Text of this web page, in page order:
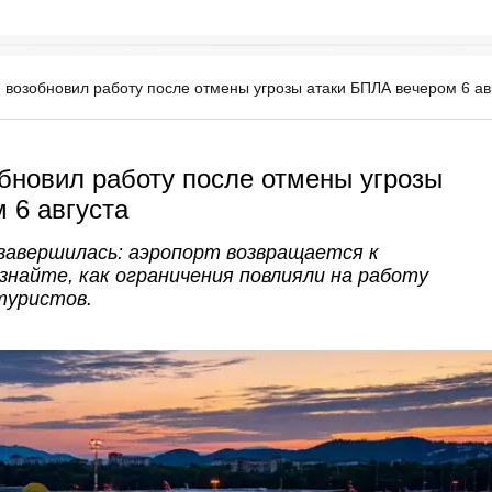
работу после отмены угрозы атаки БПЛА вечером 6
работу после отмены угрозы
августа
аэропорт возвращается к
как ограничения повлияли на работу